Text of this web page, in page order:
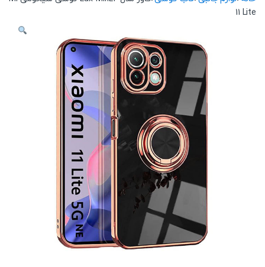
11 Lite